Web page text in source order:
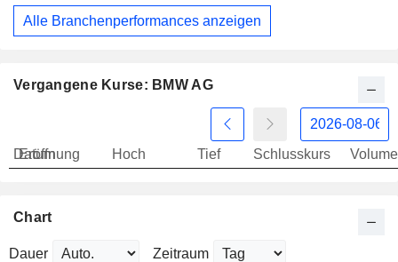
Alle Branchenperformances anzeigen
Vergangene Kurse: BMW AG
Datum
Eröffnung Hoch Tief Schlusskurs
Chart
Dauer Zeitraum